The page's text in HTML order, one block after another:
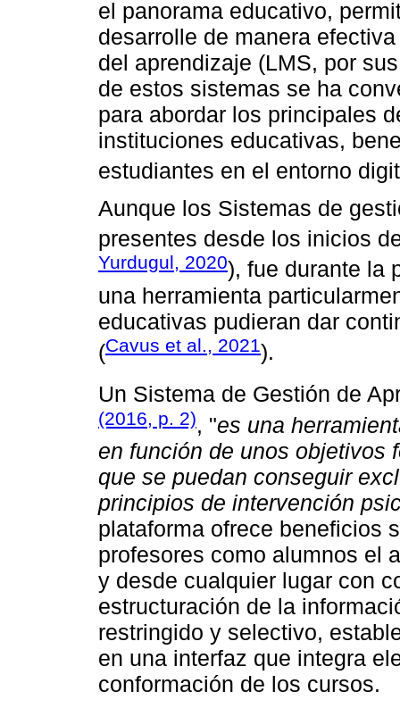
el panorama educativo,
desarrolle de manera
del aprendizaje (LMS, por
de estos sistemas se ha
para abordar los principales
instituciones educativas,
estudiantes en el entorno
Aunque los Sistemas de
presentes desde los inicios
Yurdugul, 2020), fue durante la
una herramienta
educativas pudieran dar
(Cavus et al., 2021).
Un Sistema de Gestión de
(2016, p. 2), "es una
en función de unos objetivos
que se puedan conseguir
principios de intervención
plataforma ofrece beneficios
profesores como alumnos el
y desde cualquier lugar con
estructuración de la
restringido y selectivo,
en una interfaz que integra
conformación de los cursos.